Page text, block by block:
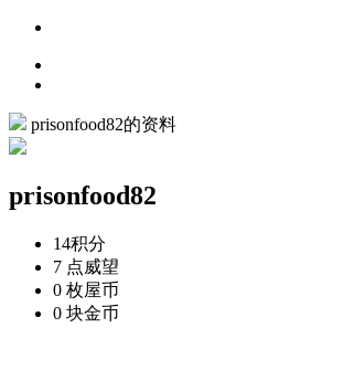
prisonfood82的资料
prisonfood82
14积分
7 点威望
0 枚屋币
0 块金币